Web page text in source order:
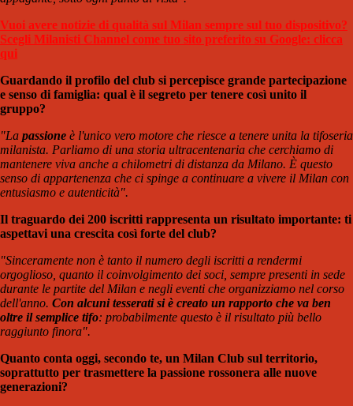
Vuoi avere notizie di qualità sul Milan sempre sul tuo dispositivo?
Scegli Milanisti Channel come tuo sito preferito su Google: clicca
qui
Guardando il profilo del club si percepisce grande partecipazione
e senso di famiglia: qual è il segreto per tenere così unito il
gruppo?
"La passione è l'unico vero motore che riesce a tenere unita la tifoseria
milanista. Parliamo di una storia ultracentenaria che cerchiamo di
mantenere viva anche a chilometri di distanza da Milano. È questo
senso di appartenenza che ci spinge a continuare a vivere il Milan con
entusiasmo e autenticità".
Il traguardo dei 200 iscritti rappresenta un risultato importante: ti
aspettavi una crescita così forte del club?
"Sinceramente non è tanto il numero degli iscritti a rendermi
orgoglioso, quanto il coinvolgimento dei soci, sempre presenti in sede
durante le partite del Milan e negli eventi che organizziamo nel corso
dell'anno. Con alcuni tesserati si è creato un rapporto che va ben
oltre il semplice tifo: probabilmente questo è il risultato più bello
raggiunto finora".
Quanto conta oggi, secondo te, un Milan Club sul territorio,
soprattutto per trasmettere la passione rossonera alle nuove
generazioni?